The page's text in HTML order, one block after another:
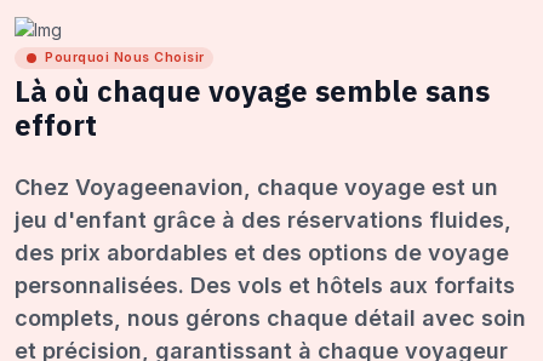
Pourquoi Nous Choisir
Là où chaque voyage semble sans
effort
Chez Voyageenavion, chaque voyage est un
jeu d'enfant grâce à des réservations fluides,
des prix abordables et des options de voyage
personnalisées. Des vols et hôtels aux forfaits
complets, nous gérons chaque détail avec soin
et précision, garantissant à chaque voyageur